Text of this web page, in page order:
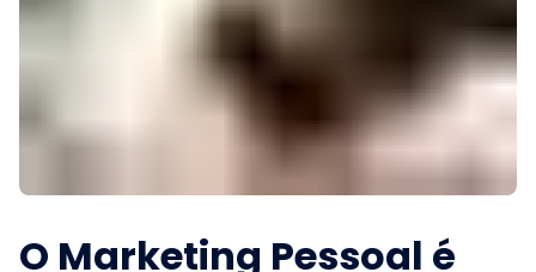
O Marketing Pessoal é